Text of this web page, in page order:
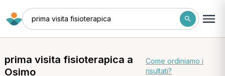
prima visita fisioterapica
prima visita fisioterapica a
Osimo
Come ordiniamo i
risultati?